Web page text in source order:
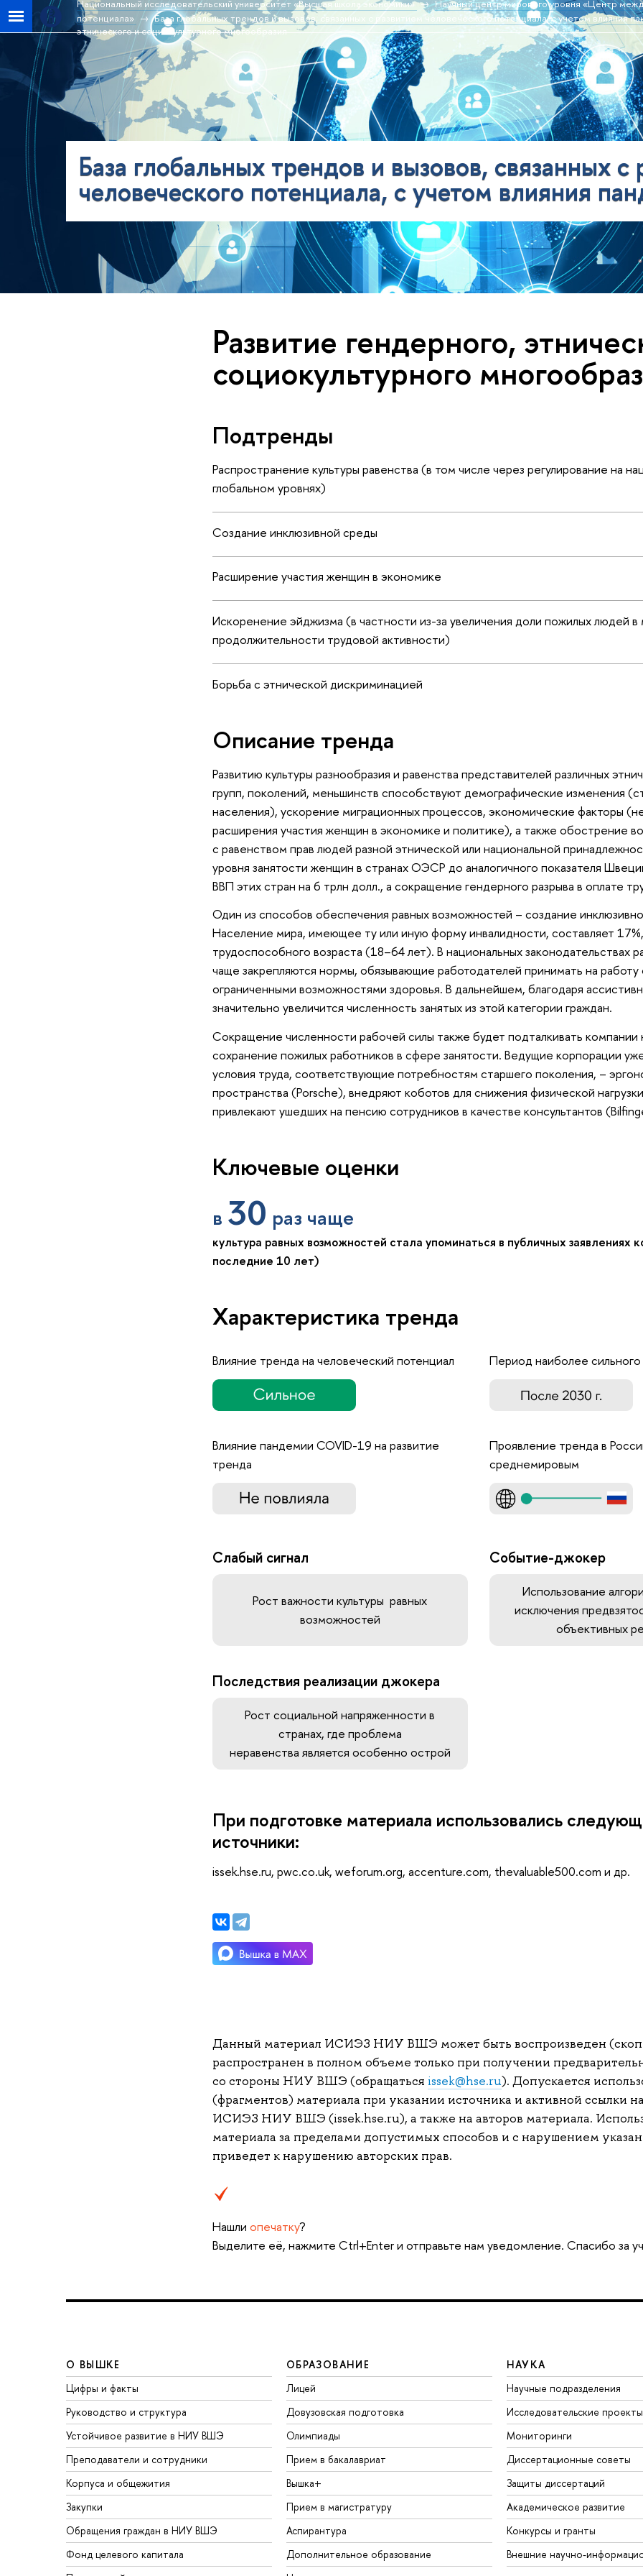
Национальный исследовательский университет «Высшая школа экономики»
Научный центр мирового уровня «Центр
потенциала»
База глобальных трендов и вызовов, связанных с развитием человеческого потенциала, с учетом влияния
этнического и социокультурного многообразия
База глобальных трендов и вызовов, связанных с
человеческого потенциала, с учетом влияния
Развитие гендерного,
социокультурного
Подтренды
Распространение культуры равенства (в том числе через регулирование на
глобальном уровнях)
Создание инклюзивной среды
Расширение участия женщин в экономике
Искоренение эйджизма (в частности из-за увеличения доли пожилых людей в
продолжительности трудовой активности)
Борьба с этнической дискриминацией
Описание тренда
Развитию культуры разнообразия и равенства представителей различных
групп, поколений, меньшинств способствуют демографические изменения
населения), ускорение миграционных процессов, экономические факторы
расширения участия женщин в экономике и политике), а также обострение
с равенством прав людей разной этнической или национальной
уровня занятости женщин в странах ОЭСР до аналогичного показателя
ВВП этих стран на 6 трлн долл., а сокращение гендерного разрыва в оплате
Один из способов обеспечения равных возможностей – создание
Население мира, имеющее ту или иную форму инвалидности, составляет
трудоспособного возраста (18–64 лет). В национальных законодательствах
чаще закрепляются нормы, обязывающие работодателей принимать на работу
ограниченными возможностями здоровья. В дальнейшем, благодаря
значительно увеличится численность занятых из этой категории граждан.
Сокращение численности рабочей силы также будет подталкивать компании
сохранение пожилых работников в сфере занятости. Ведущие корпорации
условия труда, соответствующие потребностям старшего поколения, –
пространства (Porsche), внедряют коботов для снижения физической
привлекают ушедших на пенсию сотрудников в качестве консультантов
Ключевые оценки
в 30 раз чаще
культура равных возможностей стала упоминаться в публичных заявлениях
последние 10 лет)
Характеристика тренда
Влияние тренда на человеческий потенциал Период наиболее
Влияние пандемии COVID-19 на развитие
тренда
Проявление тренда в
среднемировым
Слабый сигнал
Рост важности культуры равных
возможностей
Событие-джокер
Использование
исключения
объективных
Последствия реализации джокера
Рост социальной напряженности в
странах, где проблема
неравенства является особенно острой
При подготовке материала использовались
источники:
issek.hse.ru, pwc.co.uk, weforum.org, accenture.com, thevaluable500.com и др.
Данный материал ИСИЭЗ НИУ ВШЭ может быть воспроизведен
распространен в полном объеме только при получении
со стороны НИУ ВШЭ (обращаться issek@hse.ru). Допускается
(фрагментов) материала при указании источника и активной ссылки
ИСИЭЗ НИУ ВШЭ (issek.hse.ru), а также на авторов материала.
материала за пределами допустимых способов и с нарушением
приведет к нарушению авторских прав.
Нашли опечатку?
Выделите её, нажмите Ctrl+Enter и отправьте нам уведомление. Спасибо за
О ВЫШКЕ
Цифры и факты
Руководство и структура
Устойчивое развитие в НИУ ВШЭ
Преподаватели и сотрудники
Корпуса и общежития
Закупки
Обращения граждан в НИУ ВШЭ
Фонд целевого капитала
ОБРАЗОВАНИЕ
Лицей
Довузовская подготовка
Олимпиады
Прием в бакалавриат
Вышка+
Прием в магистратуру
Аспирантура
Дополнительное образование
НАУКА
Научные подразделения
Исследовательские проекты
Мониторинги
Диссертационные советы
Защиты диссертаций
Академическое развитие
Конкурсы и гранты
Внешние научно-